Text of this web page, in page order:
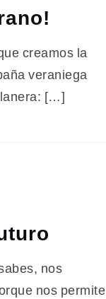
creamos la
veraniega
[…]
nos
nos permite